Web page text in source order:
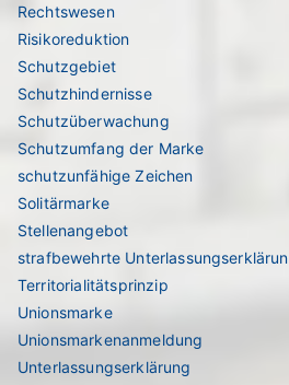
Rechtswesen
Risikoreduktion
Schutzgebiet
Schutzhindernisse
Schutzüberwachung
Schutzumfang der Marke
schutzunfähige Zeichen
Solitärmarke
Stellenangebot
strafbewehrte
Territorialitätsprinzip
Unionsmarke
Unionsmarkenanmeldung
Unterlassungserklärung